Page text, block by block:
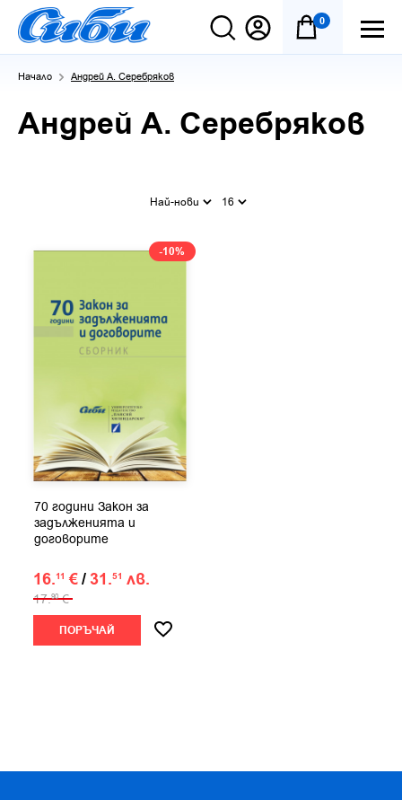
0
Начало Андрей А. Серебряков
Андрей А. Серебряков
Най-нови 16
-10%
70 години Закон за
задълженията и
договорите
16.11 €/31.51 лв.
17.90 €
ПОРЪЧАЙ